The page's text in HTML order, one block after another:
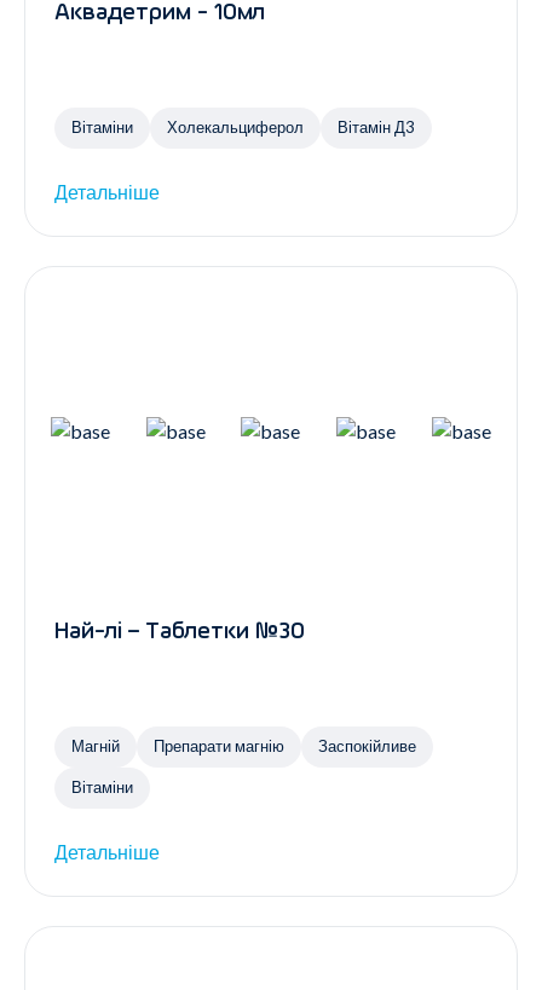
Аквадетрим - 10мл
Вітаміни Холекальциферол Вітамін Д3
Детальніше
Най-лі – Таблетки №30
Магній Препарати магнію Заспокійливе
Вітаміни
Детальніше